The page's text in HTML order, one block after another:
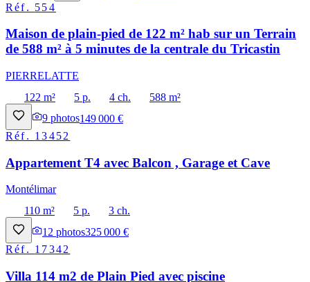
Réf. 554
Maison de plain-pied de 122 m² hab sur un Terrain
de 588 m² à 5 minutes de la centrale du Tricastin
PIERRELATTE
122 m²
5 p. 4 ch.
588 m²
9 photos149 000 €
Réf. 13452
Appartement T4 avec Balcon , Garage et Cave
Montélimar
110 m²
5 p.
3 ch.
12 photos325 000 €
Réf. 17342
Villa 114 m2 de Plain Pied avec piscine